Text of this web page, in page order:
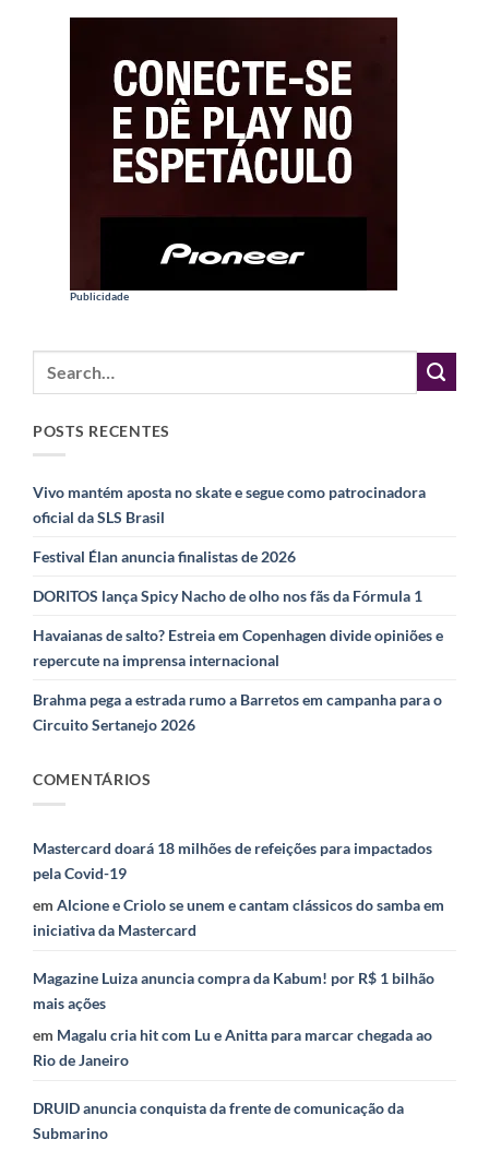
Publicidade
POSTS RECENTES
Vivo mantém aposta no skate e segue como patrocinadora
oficial da SLS Brasil
Festival Élan anuncia finalistas de 2026
DORITOS lança Spicy Nacho de olho nos fãs da Fórmula 1
Havaianas de salto? Estreia em Copenhagen divide opiniões e
repercute na imprensa internacional
Brahma pega a estrada rumo a Barretos em campanha para o
Circuito Sertanejo 2026
COMENTÁRIOS
Mastercard doará 18 milhões de refeições para impactados
pela Covid-19
em Alcione e Criolo se unem e cantam clássicos do samba em
iniciativa da Mastercard
Magazine Luiza anuncia compra da Kabum! por R$ 1 bilhão
mais ações
em Magalu cria hit com Lu e Anitta para marcar chegada ao
Rio de Janeiro
DRUID anuncia conquista da frente de comunicação da
Submarino